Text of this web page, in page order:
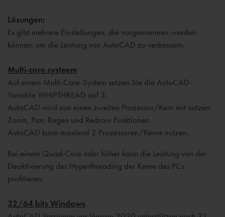
Lösungen:
Es gibt mehrere Einstellungen, die vorgenommen werden
können, um die Leistung von AutoCAD zu verbessern.
Multi-core systeem
Auf einem Multi-Core-System setzen Sie die AutoCAD-
Variable WHIPTHREAD auf 3.
AutoCAD wird nun einen zweiten Prozessor/Kern mit nutzen:
Zoom, Pan, Regen und Redraw Funktionen.
AutoCAD kann maximal 2 Prozessoren/Kerne nutzen.
Bei einem Quad-Core oder höher kann die Leistung von der
Deaktivierung des Hyperthreading der Kerne des PCs
profitieren.
32/64 bits Windows